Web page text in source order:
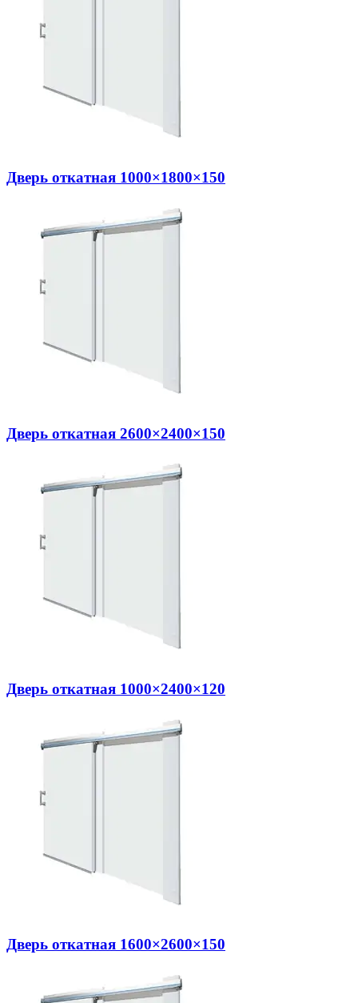
Дверь откатная 1000×1800×150
Дверь откатная 2600×2400×150
Дверь откатная 1000×2400×120
Дверь откатная 1600×2600×150